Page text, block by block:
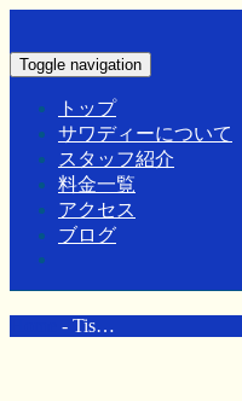
Toggle navigation
トップ
サワディーについて
スタッフ紹介
料金一覧
アクセス
ブログ
- Tis…